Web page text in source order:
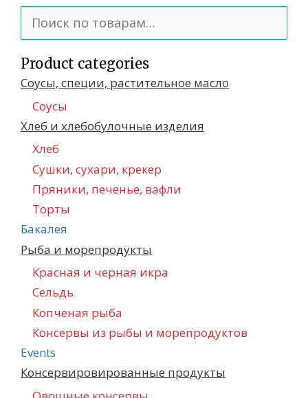
Product categories
Соусы, специи, растительное масло
Соусы
Хлеб и хлебобулочные изделия
Хлеб
Сушки, сухари, крекер
Пряники, печенье, вафли
Торты
Бакалея
Рыба и морепродукты
Красная и черная икра
Сельдь
Копченая рыба
Консервы из рыбы и морепродуктов
Events
Консервировированные продукты